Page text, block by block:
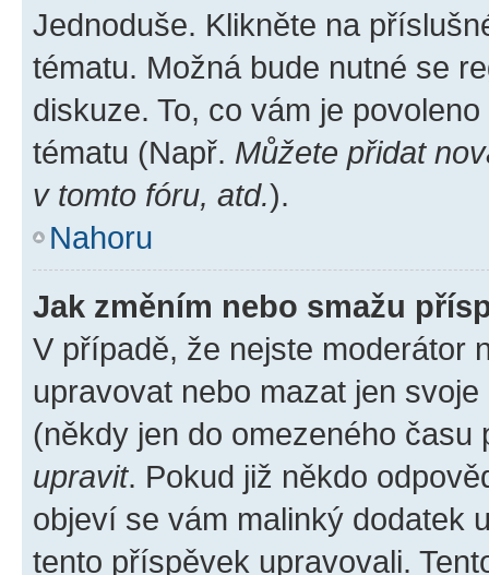
Jednoduše. Klikněte na
tématu. Možná bude nutné se
diskuze. To, co vám je
tématu (Např. Můžete přidat
v tomto fóru, atd.).
Nahoru
Jak změním nebo smažu
V případě, že nejste moderátor
upravovat nebo mazat jen
(někdy jen do omezeného
upravit. Pokud již někdo
objeví se vám malinký dodatek
tento příspěvek upravovali.